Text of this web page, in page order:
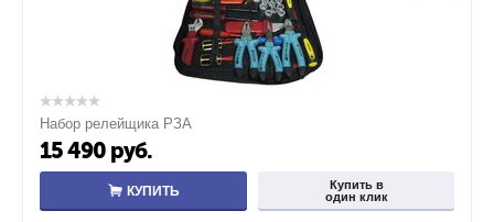
Набор релейщика РЗА
15 490 руб.
КУПИТЬ
Купить в
один клик